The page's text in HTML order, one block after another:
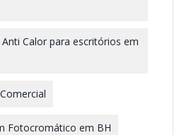
Calor para escritórios em
Fotocromático em BH